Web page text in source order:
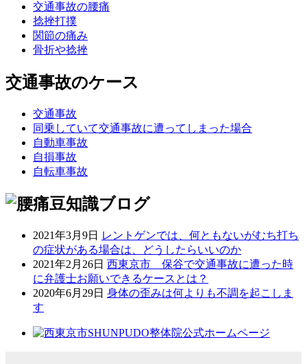
交通事故の腰痛
捻挫打撲
関節の痛み
骨折や捻挫
交通事故のケース
交通事故
同乗していて交通事故に遭ってしまった場合
自動車事故
自損事故
自転車事故
2021年3月9日 レントゲンでは、何ともないがむち打ち
の症状がある場合は、どうしたらいいのか
2021年2月26日 西東京市 保谷で交通事故に遭った時
に弁護士お願いできるケースとは？
2020年6月29日 身体の歪みは何よりも不調を起こしま
す